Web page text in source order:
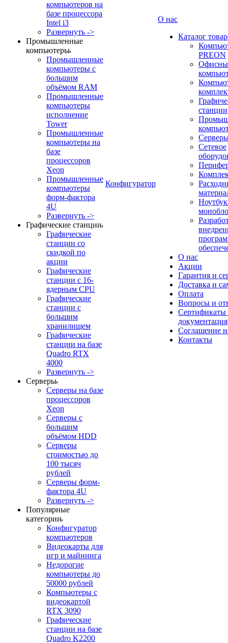
компьютеров на
базе процессора
Intel i3
Развернуть ->
Промышленные
компьютеры
Промышленные
компьютеры с
большим
объёмом RAM
Промышленные
компьютеры
исполнение
Tower
Промышленные
компьютеры на
базе
процессоров
Xeon
Промышленные
компьютеры
форм-фактора
4U
Развернуть ->
Графические станции
Графические
станции со
скидкой по
акции
Графические
станции с 16-
ядерным CPU
Графические
станции с
большим
хранилищем
Графические
станции на базе
Quadro RTX
4000
Развернуть ->
Серверы
Серверы на базе
процессоров
Xeon
Серверы с
большим
объёмом HDD
Серверы
стоимостью до
100 тысяч
рублей
Серверы форм-
фактора 4U
Развернуть ->
Популярные
категории
Конфигуратор
компьютеров
Видеокарты для
игр и майнинга
Недорогие
компьютеры до
50000 рублей
Компьютеры с
видеокартой
RTX 3090
Графические
станции на базе
Quadro K2200
Конфигуратор
О нас
Каталог
PREON
станции
Сетевое
О нас
Акции
Гарантия и
Доставка и
Оплата
Вопросы и
Сертификаты
документация
Соглашение
Контакты